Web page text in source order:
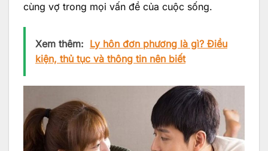
cùng vợ trong mọi vấn đề của cuộc sống.
Xem thêm: Ly hôn đơn phương là gì? Điều
kiện, thủ tục và thông tin nên biết